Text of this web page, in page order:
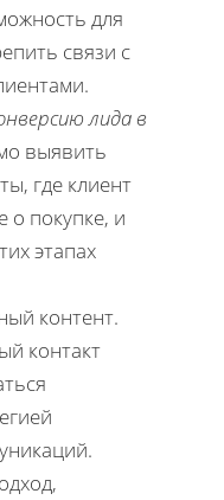
для
связи с
лида в
выявить
где клиент
о покупке, и
этапах
контент.
контакт